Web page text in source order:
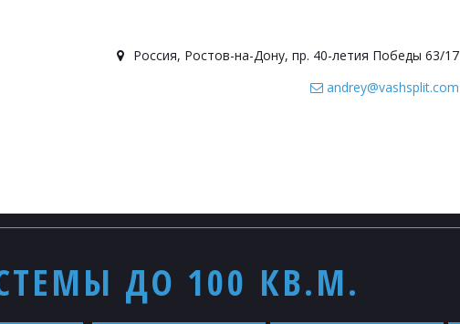
Россия, Ростов-на-Дону, пр. 40-летия Победы 63/17
andrey@vashsplit.com
ДО 100 КВ.М.